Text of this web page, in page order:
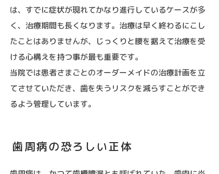
は、すでに症状が現れてかなり進行しているケースが多
く、治療期間も長くなります。治療は早く終わるにこし
たことはありませんが、じっくりと腰を据えて治療を受
ける心構えを持つ事が最も重要です。
当院では患者さまごとのオーダーメイドの治療計画を立
てさせていただき、歯を失うリスクを減らすことができ
るよう管理しています。
歯周病の恐ろしい正体